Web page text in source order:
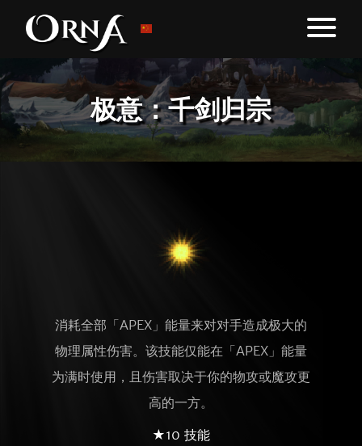
极意：千剑归宗
消耗全部「APEX」能量来对对手造成极大的
物理属性伤害。该技能仅能在「APEX」能量
为满时使用，且伤害取决于你的物攻或魔攻更
高的一方。
★10 技能